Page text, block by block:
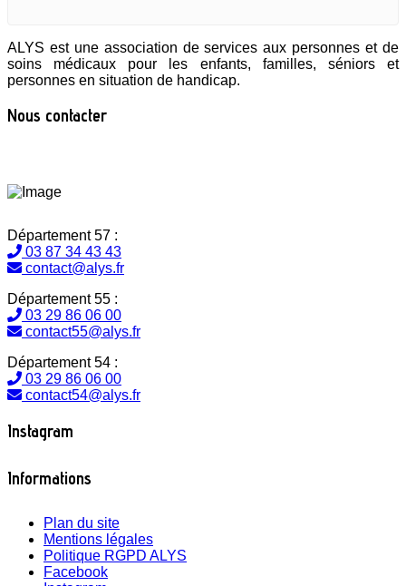
ALYS est une association de services aux personnes et de
soins médicaux pour les enfants, familles, séniors et
personnes en situation de handicap.
Nous contacter
Département 57 :
03 87 34 43 43
contact@alys.fr
Département 55 :
03 29 86 06 00
contact55@alys.fr
Département 54 :
03 29 86 06 00
contact54@alys.fr
Instagram
Informations
Plan du site
Mentions légales
Politique RGPD ALYS
Facebook